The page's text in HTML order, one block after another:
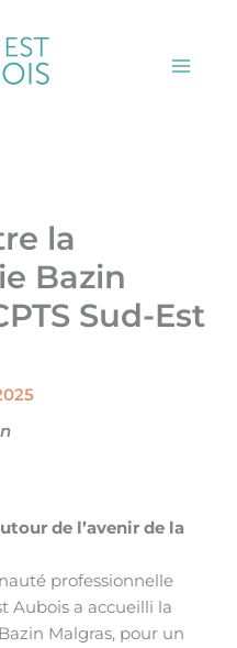
la
Bazin
Sud-Est
de l’avenir de la
professionnelle
Aubois a accueilli la
Malgras, pour un